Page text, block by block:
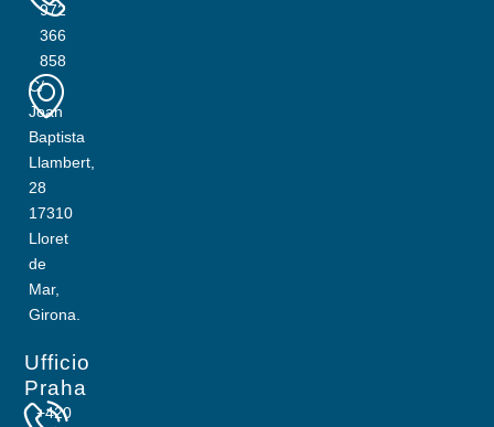
972
366
858
C/
Joan
Baptista
Llambert,
28
17310
Lloret
de
Mar,
Girona.
Ufficio
Praha
+420